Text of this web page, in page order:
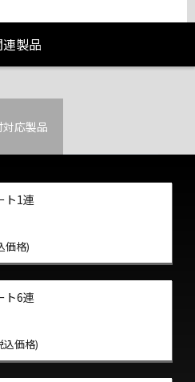
連製品
応製品
ト1連
価格)
ト6連
込価格)